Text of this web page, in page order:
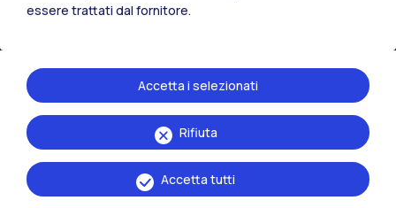
Politecnico di Milano, Piazza Leonardo da Vinci 32, 20133 Milano | P.IVA
04376620151 - C.F. 80057930150
essere trattati dal fornitore.
Rifiuta
Accetta i selezionati
Accetta tutti